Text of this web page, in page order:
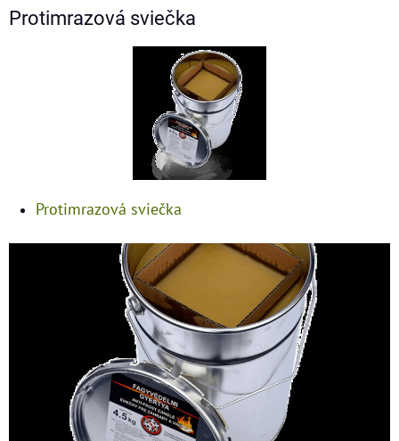
Protimrazová sviečka
Protimrazová sviečka